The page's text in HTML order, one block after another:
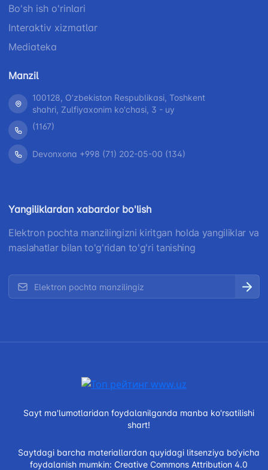
Bo'sh ish o'rinlari
Interaktiv xizmatlar
Mediateka
Manzil
100128, Oʼzbekiston Respublikasi, Toshkent
shahri, Zulfiyaxonim ko'chasi, 3 - uy
(1167)
Devonxona +998 (71) 202-05-00 (134)
Yangiliklardan xabardor bo'lish
Elektron pochta manzilingizni kiritgan holda yangiliklar va
maslahatlar bilan to'g'ridan to'g'ri tanishing
Sayt ma'lumotlaridan foydalanilganda manba ko'rsatilishi
shart!
Saytdagi barcha materiallardan quyidagi litsenziya bo‘yicha
foydalanish mumkin: Creative Commons Attribution 4.0